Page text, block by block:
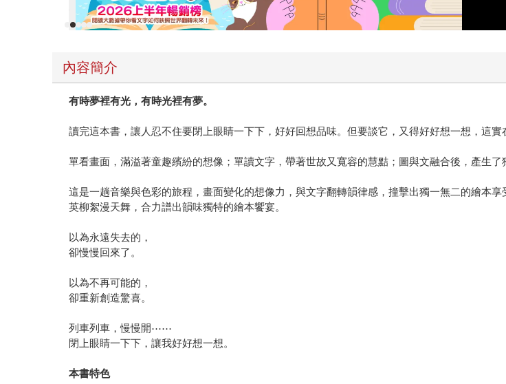
內容簡介
有時夢裡有光，有時光裡有夢。
讀完這本書，讓人忍不住要閉上眼睛一下下，好好回想品味。但要談它，又得好好想一想，這實
單看畫面，滿溢著童趣繽紛的想像；單讀文字，帶著世故又寬容的慧黠；圖與文融合後，產生了
這是一趟音樂與色彩的旅程，畫面變化的想像力，與文字翻轉韻律感，撞擊出獨一無二的繪本
英柳絮漫天舞，合力譜出韻味獨特的繪本饗宴。
以為永遠失去的，
卻慢慢回來了。
以為不再可能的，
卻重新創造驚喜。
列車列車，慢慢開⋯⋯
閉上眼睛一下下，讓我好好想一想。
本書特色